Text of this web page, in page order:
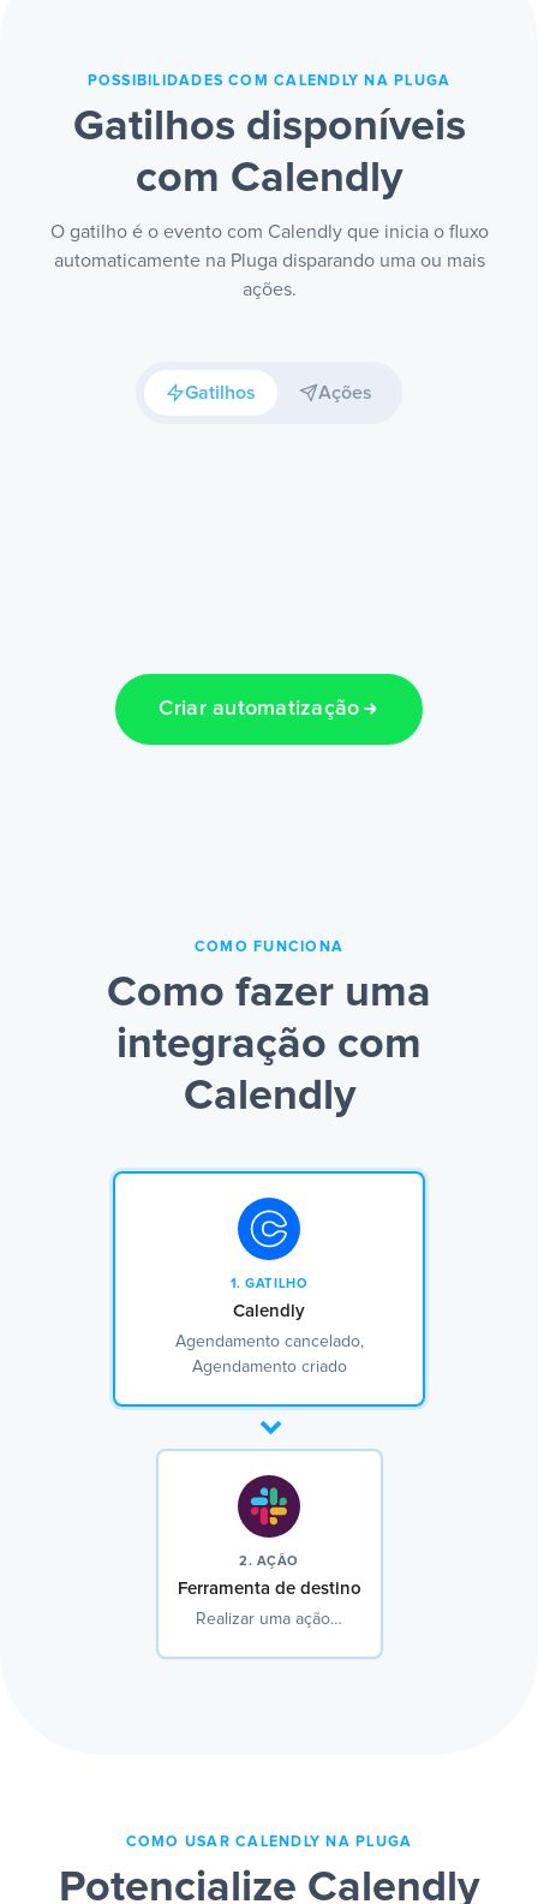
POSSIBILIDADES COM CALENDLY NA PLUGA
Gatilhos disponíveis
com Calendly
O gatilho é o evento com Calendly que inicia o fluxo
automaticamente na Pluga disparando uma ou mais
ações.
Gatilhos Ações
Criar automatização
COMO FUNCIONA
Como fazer uma
integração com
Calendly
1. GATILHO
Calendly
Agendamento cancelado,
Agendamento criado
2. AÇÃO
Ferramenta de destino
Realizar uma ação…
COMO USAR CALENDLY NA PLUGA
Potencialize Calendly